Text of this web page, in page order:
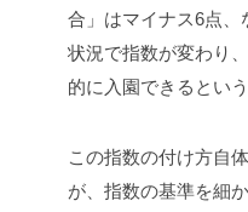
合」はマイナス6点、
状況で指数が変わり
的に入園できるという
この指数の付け方自
が、指数の基準を細